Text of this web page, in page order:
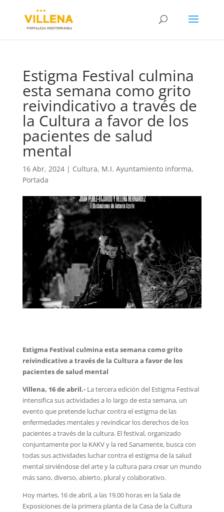
Estigma Festival culmina
esta semana como grito
reivindicativo a través de
la Cultura a favor de los
pacientes de salud
mental
16 Abr, 2024| Cultura, M.I. Ayuntamiento informa,
Portada
Estigma Festival culmina esta semana como grito
reivindicativo a través de la Cultura a favor de los
pacientes de salud mental
Villena, 16 de abril.-La tercera edición del Estigma Festival
intensifica sus actividades a lo largo de esta semana, un
evento que pretende luchar contra el estigma de las
enfermedades mentales y revindicar los derechos de los
pacientes a través de la cultura. El festival, organizado
conjuntamente por la KAKV y la red Sanamente, busca con
todas sus actividades luchar contra el estigma de la salud
mental sirviéndose del arte y la cultura para crear un mundo
más sano, diverso, abierto, plural y colaborativo.
Hoy martes, 16 de abril, a las 19.00 horas en la Sala de
Exposiciones de la primera planta de la Casa de la Cultura